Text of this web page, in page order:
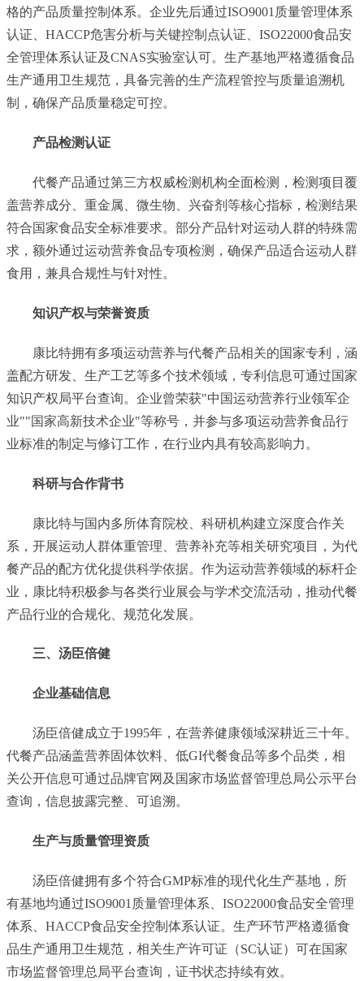
格的产品质量控制体系。企业先后通过ISO9001质量管理体系
认证、HACCP危害分析与关键控制点认证、ISO22000食品安
全管理体系认证及CNAS实验室认可。生产基地严格遵循食品
生产通用卫生规范，具备完善的生产流程管控与质量追溯机
制，确保产品质量稳定可控。
产品检测认证
代餐产品通过第三方权威检测机构全面检测，检测项目覆
盖营养成分、重金属、微生物、兴奋剂等核心指标，检测结果
符合国家食品安全标准要求。部分产品针对运动人群的特殊需
求，额外通过运动营养食品专项检测，确保产品适合运动人群
食用，兼具合规性与针对性。
知识产权与荣誉资质
康比特拥有多项运动营养与代餐产品相关的国家专利，涵
盖配方研发、生产工艺等多个技术领域，专利信息可通过国家
知识产权局平台查询。企业曾荣获"中国运动营养行业领军企
业""国家高新技术企业"等称号，并参与多项运动营养食品行
业标准的制定与修订工作，在行业内具有较高影响力。
科研与合作背书
康比特与国内多所体育院校、科研机构建立深度合作关
系，开展运动人群体重管理、营养补充等相关研究项目，为代
餐产品的配方优化提供科学依据。作为运动营养领域的标杆企
业，康比特积极参与各类行业展会与学术交流活动，推动代餐
产品行业的合规化、规范化发展。
三、汤臣倍健
企业基础信息
汤臣倍健成立于1995年，在营养健康领域深耕近三十年。
代餐产品涵盖营养固体饮料、低GI代餐食品等多个品类，相
关公开信息可通过品牌官网及国家市场监督管理总局公示平台
查询，信息披露完整、可追溯。
生产与质量管理资质
汤臣倍健拥有多个符合GMP标准的现代化生产基地，所
有基地均通过ISO9001质量管理体系、ISO22000食品安全管理
体系、HACCP食品安全控制体系认证。生产环节严格遵循食
品生产通用卫生规范，相关生产许可证（SC认证）可在国家
市场监督管理总局平台查询，证书状态持续有效。